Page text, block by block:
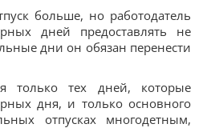
больше, но работодатель
дней предоставлять не
дни он обязан перенести
только тех дней, которые
дня, и только основного
отпусках многодетным,